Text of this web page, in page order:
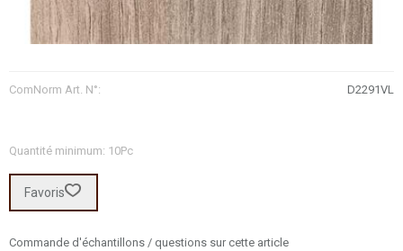
ComNorm Art. N°: D2291VL
Quantité minimum: 10Pc
Favoris
Commande d'échantillons / questions sur cette article